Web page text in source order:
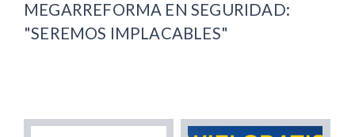
MEGARREFORMA EN SEGURIDAD:
"SEREMOS IMPLACABLES"